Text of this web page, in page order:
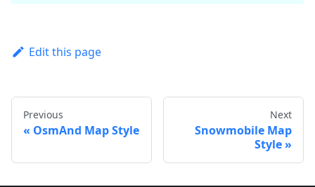
Edit this page
Previous
OsmAnd Map Style
Next
Snowmobile Map
Style